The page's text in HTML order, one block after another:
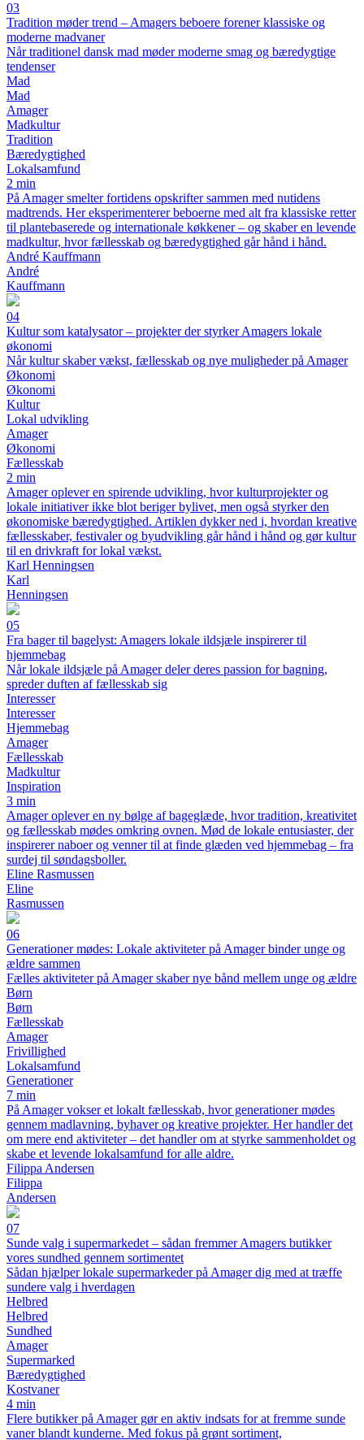
03
Tradition møder trend – Amagers beboere forener klassiske og
moderne madvaner
Når traditionel dansk mad møder moderne smag og bæredygtige
tendenser
Mad
Mad
Amager
Madkultur
Tradition
Bæredygtighed
Lokalsamfund
2 min
På Amager smelter fortidens opskrifter sammen med nutidens
madtrends. Her eksperimenterer beboerne med alt fra klassiske retter
til plantebaserede og internationale køkkener – og skaber en levende
madkultur, hvor fællesskab og bæredygtighed går hånd i hånd.
André Kauffmann
André
Kauffmann
04
Kultur som katalysator – projekter der styrker Amagers lokale
økonomi
Når kultur skaber vækst, fællesskab og nye muligheder på Amager
Økonomi
Økonomi
Kultur
Lokal udvikling
Amager
Økonomi
Fællesskab
2 min
Amager oplever en spirende udvikling, hvor kulturprojekter og
lokale initiativer ikke blot beriger bylivet, men også styrker den
økonomiske bæredygtighed. Artiklen dykker ned i, hvordan kreative
fællesskaber, festivaler og byudvikling går hånd i hånd og gør kultur
til en drivkraft for lokal vækst.
Karl Henningsen
Karl
Henningsen
05
Fra bager til bagelyst: Amagers lokale ildsjæle inspirerer til
hjemmebag
Når lokale ildsjæle på Amager deler deres passion for bagning,
spreder duften af fællesskab sig
Interesser
Interesser
Hjemmebag
Amager
Fællesskab
Madkultur
Inspiration
3 min
Amager oplever en ny bølge af bageglæde, hvor tradition, kreativitet
og fællesskab mødes omkring ovnen. Mød de lokale entusiaster, der
inspirerer naboer og venner til at finde glæden ved hjemmebag – fra
surdej til søndagsboller.
Eline Rasmussen
Eline
Rasmussen
06
Generationer mødes: Lokale aktiviteter på Amager binder unge og
ældre sammen
Fælles aktiviteter på Amager skaber nye bånd mellem unge og ældre
Børn
Børn
Fællesskab
Amager
Frivillighed
Lokalsamfund
Generationer
7 min
På Amager vokser et lokalt fællesskab, hvor generationer mødes
gennem madlavning, byhaver og kreative projekter. Her handler det
om mere end aktiviteter – det handler om at styrke sammenholdet og
skabe et levende lokalsamfund for alle aldre.
Filippa Andersen
Filippa
Andersen
07
Sunde valg i supermarkedet – sådan fremmer Amagers butikker
vores sundhed gennem sortimentet
Sådan hjælper lokale supermarkeder på Amager dig med at træffe
sundere valg i hverdagen
Helbred
Helbred
Sundhed
Amager
Supermarked
Bæredygtighed
Kostvaner
4 min
Flere butikker på Amager gør en aktiv indsats for at fremme sunde
vaner blandt kunderne. Med fokus på grønt sortiment,